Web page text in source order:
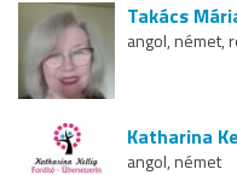
Takács
angol, német,
Katharina
angol, német